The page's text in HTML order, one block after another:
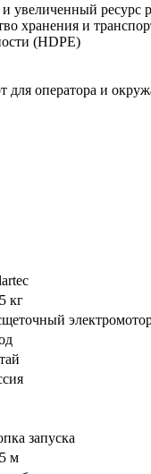
увеличенный ресурс
хранения и
(HDPE)
для оператора и
кг
запуска
м